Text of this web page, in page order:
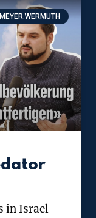
MEYER:WERMUTH
in Israel